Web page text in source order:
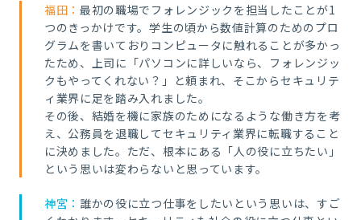
福田： 最初の職場でフォレンジックを担当したことが1
つのきっかけです。学生の頃から数値計算のためのプロ
グラムを書いておりコンピュータに触れることが多かっ
たため、上司に「パソコンに詳しいなら、フォレンジッ
クもやってくれない？」と頼まれ、そこからセキュリテ
ィ業界に足を踏み入れました。
その後、結婚を機に家族のためになるような働き方を考
え、公務員を退職してセキュリティ業界に転職すること
に決めました。ただ、根本にある「人の役に立ちたい」
という思いは変わらないと思っています。
神宮： 誰かの役に立つ仕事をしたいという思いは、すご